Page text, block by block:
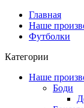
Главная
Наше
Футболки
Категории
Наше
Боди